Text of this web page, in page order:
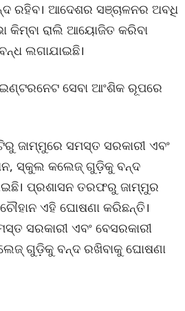
ରହିବ। ଆଦେଶର ସଞ୍ଚାଳନର ଅବଧି
କିମ୍ବା ରାଲି ଆୟୋଜିତ କରିବା
ଲଗାଯାଇଛି।
ସେବା ଆଂଶିକ ରୂପରେ
ଜାମ୍ମୁରେ ସମସ୍ତ ସରକାରୀ ଏବଂ
ସ୍କୁଲ କଲେଜ୍ ଗୁଡ଼ିକୁ ବନ୍ଦ
ପ୍ରଶାସନ ତରଫରୁ ଜାମ୍ମୁର
ଏହି ଘୋଷଣା କରିଛନ୍ତି।
ସରକାରୀ ଏବଂ ବେସରକାରୀ
ଗୁଡ଼ିକୁ ବନ୍ଦ ରଖିବାକୁ ଘୋଷଣା